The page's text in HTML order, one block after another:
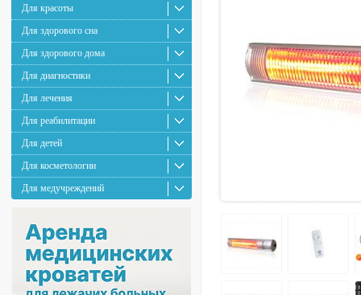
Для красоты
Для здорового сна
Для здорового дома
Для диагностики
Для лечения
Для реабилитации
Для детей
Для косметологии
Для медучреждений